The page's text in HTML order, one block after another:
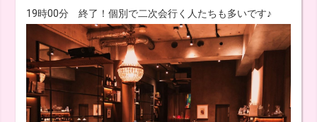
19時00分 終了！個別で二次会行く人たちも多いです♪